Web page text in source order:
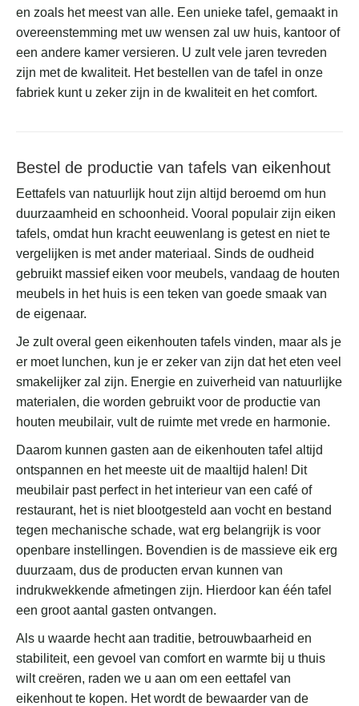
en zoals het meest van alle. Een unieke tafel, gemaakt in
overeenstemming met uw wensen zal uw huis, kantoor of
een andere kamer versieren. U zult vele jaren tevreden
zijn met de kwaliteit. Het bestellen van de tafel in onze
fabriek kunt u zeker zijn in de kwaliteit en het comfort.
Bestel de productie van tafels van eikenhout
Eettafels van natuurlijk hout zijn altijd beroemd om hun
duurzaamheid en schoonheid. Vooral populair zijn eiken
tafels, omdat hun kracht eeuwenlang is getest en niet te
vergelijken is met ander materiaal. Sinds de oudheid
gebruikt massief eiken voor meubels, vandaag de houten
meubels in het huis is een teken van goede smaak van
de eigenaar.
Je zult overal geen eikenhouten tafels vinden, maar als je
er moet lunchen, kun je er zeker van zijn dat het eten veel
smakelijker zal zijn. Energie en zuiverheid van natuurlijke
materialen, die worden gebruikt voor de productie van
houten meubilair, vult de ruimte met vrede en harmonie.
Daarom kunnen gasten aan de eikenhouten tafel altijd
ontspannen en het meeste uit de maaltijd halen! Dit
meubilair past perfect in het interieur van een café of
restaurant, het is niet blootgesteld aan vocht en bestand
tegen mechanische schade, wat erg belangrijk is voor
openbare instellingen. Bovendien is de massieve eik erg
duurzaam, dus de producten ervan kunnen van
indrukwekkende afmetingen zijn. Hierdoor kan één tafel
een groot aantal gasten ontvangen.
Als u waarde hecht aan traditie, betrouwbaarheid en
stabiliteit, een gevoel van comfort en warmte bij u thuis
wilt creëren, raden we u aan om een ​​eettafel van
eikenhout te kopen. Het wordt de bewaarder van de